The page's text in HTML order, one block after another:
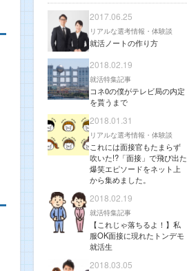
2017.06.25
リアルな選考情報・体験談
就活ノートの作り方
2018.02.19
就活特集記事
コネ0の僕がテレビ局の内定
を貰うまで
2018.01.31
リアルな選考情報・体験談
これには面接官もたまらず
吹いた!?「面接」で飛び出た
爆笑エピソードをネット上
から集めました。
2018.02.19
就活特集記事
【これじゃ落ちるよ！】私
服OK面接に現れたトンデモ
就活生
2018.03.05